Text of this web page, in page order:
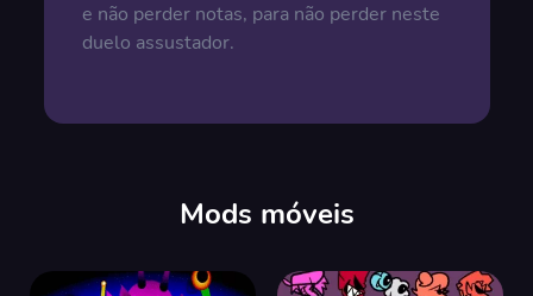
e não perder notas, para não perder neste
duelo assustador.
Mods móveis